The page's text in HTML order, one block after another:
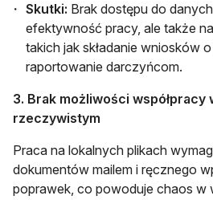
Skutki: Brak dostępu do
efektywność pracy, ale także
takich jak składanie wniosków
raportowanie darczyńcom.
3. Brak możliwości współpracy
rzeczywistym
Praca na lokalnych plikach
dokumentów mailem i ręcznego
poprawek, co powoduje chaos w